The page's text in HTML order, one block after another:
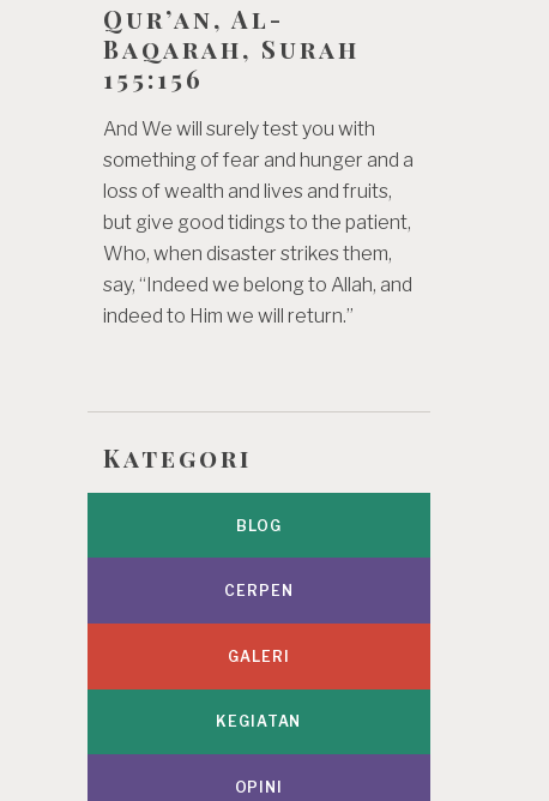
Qur’an, Al-
Baqarah, Surah
155:156
And We will surely test you with
something of fear and hunger and a
loss of wealth and lives and fruits,
but give good tidings to the patient,
Who, when disaster strikes them,
say, “Indeed we belong to Allah, and
indeed to Him we will return.”
Kategori
BLOG
CERPEN
GALERI
KEGIATAN
OPINI